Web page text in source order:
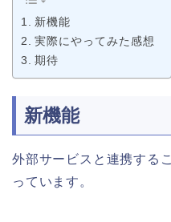
新機能
実際にやってみた感想
期待
新機能
外部サービスと連携する
っています。